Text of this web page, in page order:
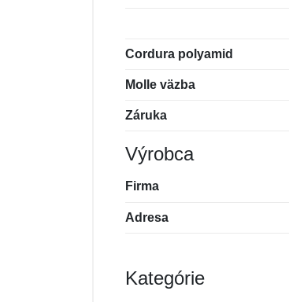
Cordura polyamid
Molle väzba
Záruka
Výrobca
Firma
Adresa
Kategórie